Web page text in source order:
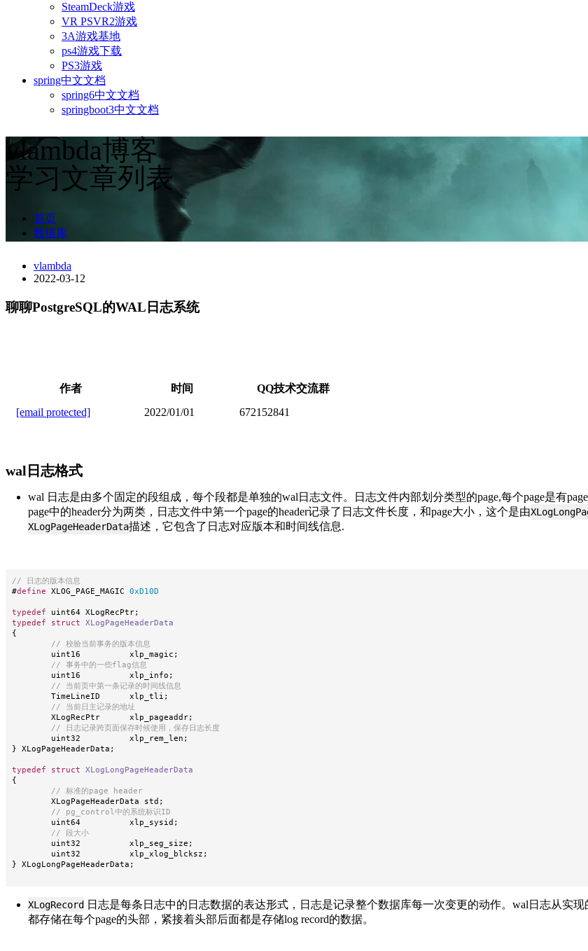
SteamDeck游戏
VR PSVR2游戏
3A游戏基地
ps4游戏下载
PS3游戏
spring中文文档
spring6中文文档
springboot3中文文档
vlambda博客
学习文章列表
首页
数据库
vlambda
2022-03-12
聊聊PostgreSQL的WAL日志系统
作者 时间
QQ技术交流群
[email protected]
2022/01/01 672152841
wal日志格式
wal 日志是由多个固定的段组成，每个段都是单独的wal日志文件。日志文件内部划分类型的page,每个page是有
page中的header分为两类，日志文件中第一个page的header记录了日志文件长度，和page大小，这个是由
XLogPageHeaderData描述，它包含了日志对应版本和时间线信息.
// 日志的版本信息
#define XLOG_PAGE_MAGIC 0xD10D
typedef uint64 XLogRecPtr;
typedef
struct
XLogPageHeaderData
{
// 校验当前事务的版本信息
	uint16		xlp_magic
;
// 事务中的一些flag信息
	uint16		xlp_info
;
// 当前页中第一条记录的时间线信息
	TimeLineID	xlp_tli
;
// 当前日主记录的地址
	XLogRecPtr	xlp_pageaddr
;
// 日志记录跨页面保存时候使用，保存日志长度
	uint32		xlp_rem_len
;
} XLogPageHeaderData ;
typedef struct
XLogLongPageHeaderData
{
// 标准的page header
	XLogPageHeaderData std
;
// pg_control中的系统标识ID
	uint64		xlp_sysid
;
// 段大小
	uint32		xlp_seg_size
;
	uint32		xlp_xlog_blcksz
;
} XLogLongPageHeaderData ;
XLogRecord 日志是每条日志中的日志数据的表达形式，日志是记录整个数据库每一次变更的动作。wal日志从实现
都存储在每个page的头部，紧接着头部后面都是存储log record的数据。